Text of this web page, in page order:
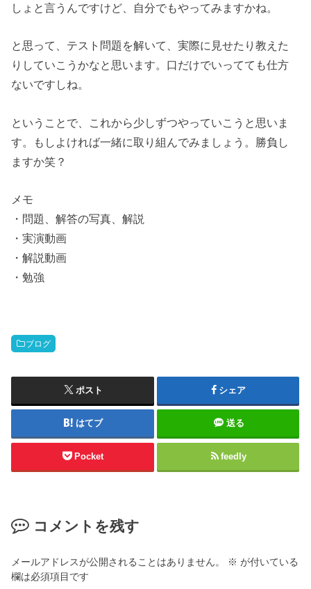
しょと言うんですけど、自分でもやってみますかね。
と思って、テスト問題を解いて、実際に見せたり教えた
りしていこうかなと思います。口だけでいってても仕方
ないですしね。
ということで、これから少しずつやっていこうと思いま
す。もしよければ一緒に取り組んでみましょう。勝負し
ますか笑？
メモ
・問題、解答の写真、解説
・実演動画
・解説動画
・勉強
ブログ
ポスト シェア
はてブ 送る
Pocket feedly
コメントを残す
メールアドレスが公開されることはありません。 ※ が付いている
欄は必須項目です